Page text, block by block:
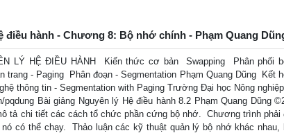
điều hành - Chương 8: Bộ nhớ chính - Phạm Quang
LÝ HỆ ĐIỀU HÀNH  Kiến thức cơ bản  Swapping  Phân phối
- Paging  Phân đoạn - Segmentation Phạm Quang Dũng  Kết
thông tin - Segmentation with Paging Trường Đại học Nông
pqdung Bài giảng Nguyên lý Hệ điều hành 8.2 Phạm Quang Dũng
tả chi tiết các cách tổ chức phần cứng bộ nhớ.  Chương trình
có thể chạy.  Thảo luận các kỹ thuật quản lý bộ nhớ khác nhau,